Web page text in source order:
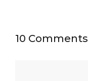
10 Comments